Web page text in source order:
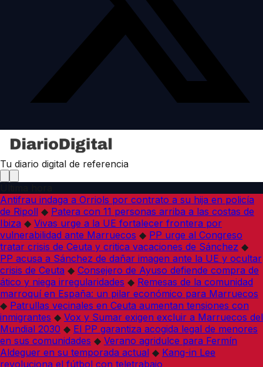
Tu diario digital de referencia
Antifrau indaga a Orriols por contrato a su hija en policía
de Ripoll ◆ Patera con 11 personas arriba a las costas de
Ibiza ◆ Vivas urge a la UE fortalecer frontera por
vulnerabilidad ante Marruecos ◆ PP urge al Congreso
tratar crisis de Ceuta y critica vacaciones de Sánchez ◆
PP acusa a Sánchez de dañar imagen ante la UE y ocultar
crisis de Ceuta ◆ Consejero de Ayuso defiende compra de
ático y niega irregularidades ◆ Remesas de la comunidad
marroquí en España: un pilar económico para Marruecos
◆ Patrullas vecinales en Ceuta aumentan tensiones con
inmigrantes ◆ Vox y Sumar exigen excluir a Marruecos del
Mundial 2030 ◆ El PP garantiza acogida legal de menores
en sus comunidades ◆ Verano agridulce para Fermín
Aldeguer en su temporada actual ◆ Kang-in Lee
revoluciona el fútbol con teletrabajo